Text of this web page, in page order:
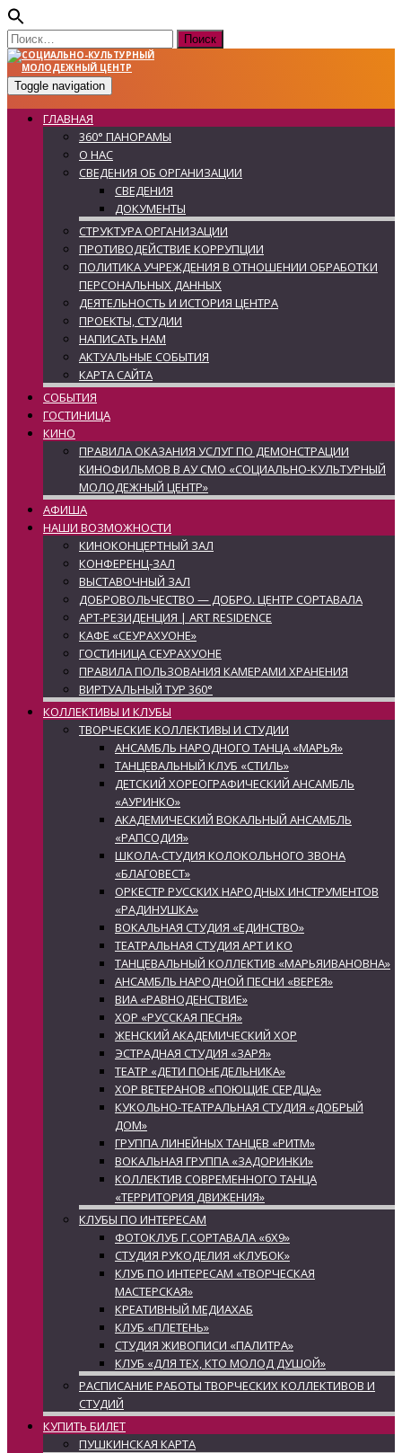
Найти:
Toggle navigation
ГЛАВНАЯ
360° ПАНОРАМЫ
О НАС
СВЕДЕНИЯ ОБ ОРГАНИЗАЦИИ
СВЕДЕНИЯ
ДОКУМЕНТЫ
СТРУКТУРА ОРГАНИЗАЦИИ
ПРОТИВОДЕЙСТВИЕ КОРРУПЦИИ
ПОЛИТИКА УЧРЕЖДЕНИЯ В ОТНОШЕНИИ ОБРАБОТКИ
ПЕРСОНАЛЬНЫХ ДАННЫХ
ДЕЯТЕЛЬНОСТЬ И ИСТОРИЯ ЦЕНТРА
ПРОЕКТЫ, СТУДИИ
НАПИСАТЬ НАМ
АКТУАЛЬНЫЕ СОБЫТИЯ
КАРТА САЙТА
СОБЫТИЯ
ГОСТИНИЦА
КИНО
ПРАВИЛА ОКАЗАНИЯ УСЛУГ ПО ДЕМОНСТРАЦИИ
КИНОФИЛЬМОВ В АУ СМО «СОЦИАЛЬНО-КУЛЬТУРНЫЙ
МОЛОДЕЖНЫЙ ЦЕНТР»
АФИША
НАШИ ВОЗМОЖНОСТИ
КИНОКОНЦЕРТНЫЙ ЗАЛ
КОНФЕРЕНЦ-ЗАЛ
ВЫСТАВОЧНЫЙ ЗАЛ
ДОБРОВОЛЬЧЕСТВО — ДОБРО. ЦЕНТР СОРТАВАЛА
АРТ-РЕЗИДЕНЦИЯ | ART RESIDENCE
КАФЕ «СЕУРАХУОНЕ»
ГОСТИНИЦА СЕУРАХУОНЕ
ПРАВИЛА ПОЛЬЗОВАНИЯ КАМЕРАМИ ХРАНЕНИЯ
ВИРТУАЛЬНЫЙ ТУР 360°
КОЛЛЕКТИВЫ И КЛУБЫ
ТВОРЧЕСКИЕ КОЛЛЕКТИВЫ И СТУДИИ
АНСАМБЛЬ НАРОДНОГО ТАНЦА «МАРЬЯ»
ТАНЦЕВАЛЬНЫЙ КЛУБ «СТИЛЬ»
ДЕТСКИЙ ХОРЕОГРАФИЧЕСКИЙ АНСАМБЛЬ
«АУРИНКО»
АКАДЕМИЧЕСКИЙ ВОКАЛЬНЫЙ АНСАМБЛЬ
«РАПСОДИЯ»
ШКОЛА-СТУДИЯ КОЛОКОЛЬНОГО ЗВОНА
«БЛАГОВЕСТ»
ОРКЕСТР РУССКИХ НАРОДНЫХ ИНСТРУМЕНТОВ
«РАДИНУШКА»
ВОКАЛЬНАЯ СТУДИЯ «ЕДИНСТВО»
ТЕАТРАЛЬНАЯ СТУДИЯ АРТ И КО
ТАНЦЕВАЛЬНЫЙ КОЛЛЕКТИВ «МАРЬЯИВАНОВНА»
АНСАМБЛЬ НАРОДНОЙ ПЕСНИ «ВЕРЕЯ»
ВИА «РАВНОДЕНСТВИЕ»
ХОР «РУССКАЯ ПЕСНЯ»
ЖЕНСКИЙ АКАДЕМИЧЕСКИЙ ХОР
ЭСТРАДНАЯ СТУДИЯ «ЗАРЯ»
ТЕАТР «ДЕТИ ПОНЕДЕЛЬНИКА»
ХОР ВЕТЕРАНОВ «ПОЮЩИЕ СЕРДЦА»
КУКОЛЬНО-ТЕАТРАЛЬНАЯ СТУДИЯ «ДОБРЫЙ
ДОМ»
ГРУППА ЛИНЕЙНЫХ ТАНЦЕВ «РИТМ»
ВОКАЛЬНАЯ ГРУППА «ЗАДОРИНКИ»
КОЛЛЕКТИВ СОВРЕМЕННОГО ТАНЦА
«ТЕРРИТОРИЯ ДВИЖЕНИЯ»
КЛУБЫ ПО ИНТЕРЕСАМ
ФОТОКЛУБ Г.СОРТАВАЛА «6Х9»
СТУДИЯ РУКОДЕЛИЯ «КЛУБОК»
КЛУБ ПО ИНТЕРЕСАМ «ТВОРЧЕСКАЯ
МАСТЕРСКАЯ»
КРЕАТИВНЫЙ МЕДИАХАБ
КЛУБ «ПЛЕТЕНЬ»
СТУДИЯ ЖИВОПИСИ «ПАЛИТРА»
КЛУБ «ДЛЯ ТЕХ, КТО МОЛОД ДУШОЙ»
РАСПИСАНИЕ РАБОТЫ ТВОРЧЕСКИХ КОЛЛЕКТИВОВ И
СТУДИЙ
КУПИТЬ БИЛЕТ
ПУШКИНСКАЯ КАРТА